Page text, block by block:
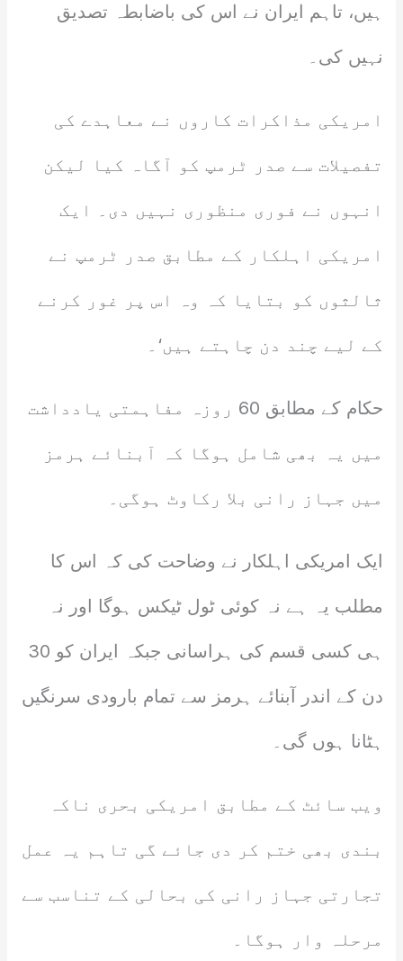
ہیں، تاہم ایران نے اس کی باضابطہ تصدیق
نہیں کی۔
امریکی مذاکرات کاروں نے معاہدے کی
تفصیلات سے صدر ٹرمپ کو آگاہ کیا لیکن
انہوں نے فوری منظوری نہیں دی۔ ایک
امریکی اہلکار کے مطابق صدر ٹرمپ نے
ثالثوں کو بتایا کہ وہ اس پر غور کرنے
کے لیے چند دن چاہتے ہیں‘۔
حکام کے مطابق 60 روزہ مفاہمتی یادداشت
میں یہ بھی شامل ہوگا کہ آبنائے ہرمز
میں جہاز رانی بلا رکاوٹ ہوگی۔
ایک امریکی اہلکار نے وضاحت کی کہ اس کا
مطلب یہ ہے نہ کوئی ٹول ٹیکس ہوگا اور نہ
ہی کسی قسم کی ہراسانی جبکہ ایران کو 30
دن کے اندر آبنائے ہرمز سے تمام بارودی سرنگیں
ہٹانا ہوں گی۔
ویب سائٹ کے مطابق امریکی بحری ناکہ
بندی بھی ختم کر دی جائے گی تاہم یہ عمل
تجارتی جہاز رانی کی بحالی کے تناسب سے
مرحلہ وار ہوگا۔